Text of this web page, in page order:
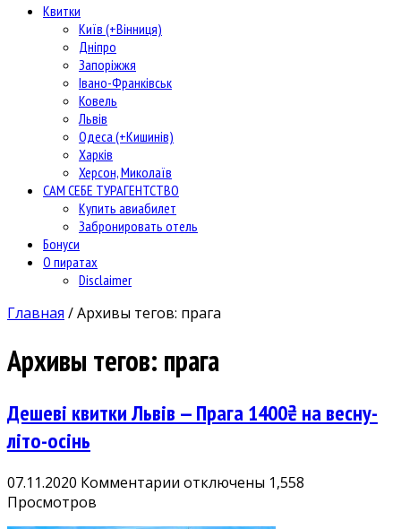
Квитки
Київ (+Вінниця)
Дніпро
Запоріжжя
Івано-Франківськ
Ковель
Львів
Одеса (+Кишинів)
Харків
Херсон, Миколаїв
САМ СЕБЕ ТУРАГЕНТСТВО
Купить авиабилет
Забронировать отель
Бонуси
О пиратах
Disclaimer
Главная /Архивы тегов: прага
Архивы тегов: прага
Дешеві квитки Львів — Прага 1400₴ на весну-
літо-осінь
07.11.2020 Комментарии котключены 1,558
Просмотров